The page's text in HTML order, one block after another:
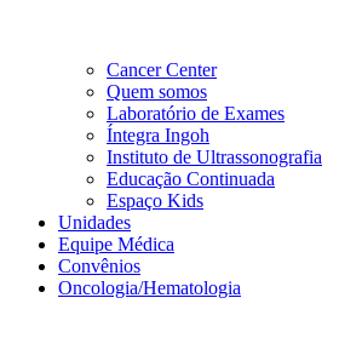
Cancer Center
Quem somos
Laboratório de Exames
Íntegra Ingoh
Instituto de Ultrassonografia
Educação Continuada
Espaço Kids
Unidades
Equipe Médica
Convênios
Oncologia/Hematologia